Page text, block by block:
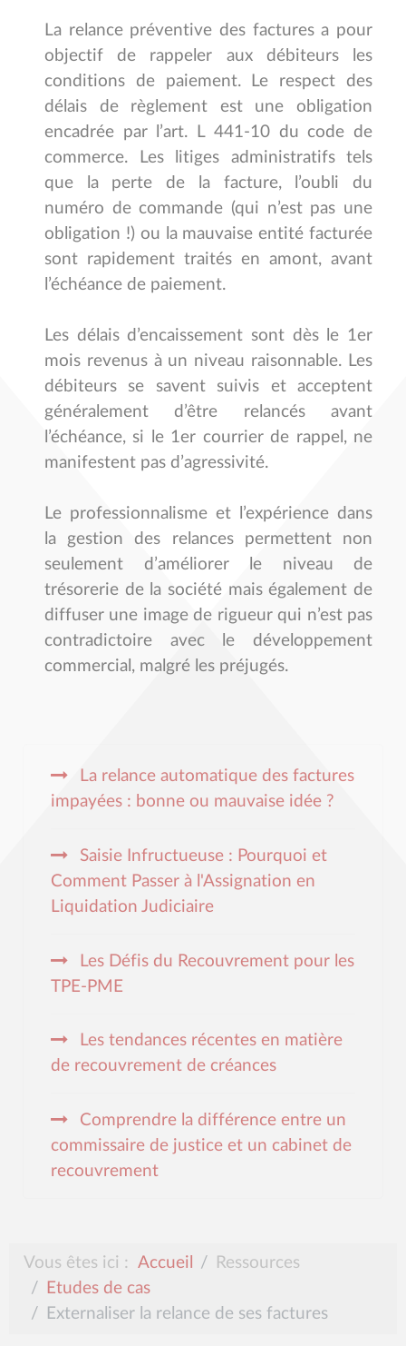
La relance préventive des factures a pour
objectif de rappeler aux débiteurs les
conditions de paiement. Le respect des
délais de règlement est une obligation
encadrée par l’art. L 441-10 du code de
commerce. Les litiges administratifs tels
que la perte de la facture, l’oubli du
numéro de commande (qui n’est pas une
obligation !) ou la mauvaise entité facturée
sont rapidement traités en amont, avant
l’échéance de paiement.
Les délais d’encaissement sont dès le 1er
mois revenus à un niveau raisonnable. Les
débiteurs se savent suivis et acceptent
généralement d’être relancés avant
l’échéance, si le 1er courrier de rappel, ne
manifestent pas d’agressivité.
Le professionnalisme et l’expérience dans
la gestion des relances permettent non
seulement d’améliorer le niveau de
trésorerie de la société mais également de
diffuser une image de rigueur qui n’est pas
contradictoire avec le développement
commercial, malgré les préjugés.
La relance automatique des factures
impayées : bonne ou mauvaise idée ?
Saisie Infructueuse : Pourquoi et
Comment Passer à l'Assignation en
Liquidation Judiciaire
Les Défis du Recouvrement pour les
TPE-PME
Les tendances récentes en matière
de recouvrement de créances
Comprendre la différence entre un
commissaire de justice et un cabinet de
recouvrement
Vous êtes ici : Accueil
Ressources
Etudes de cas
Externaliser la relance de ses factures